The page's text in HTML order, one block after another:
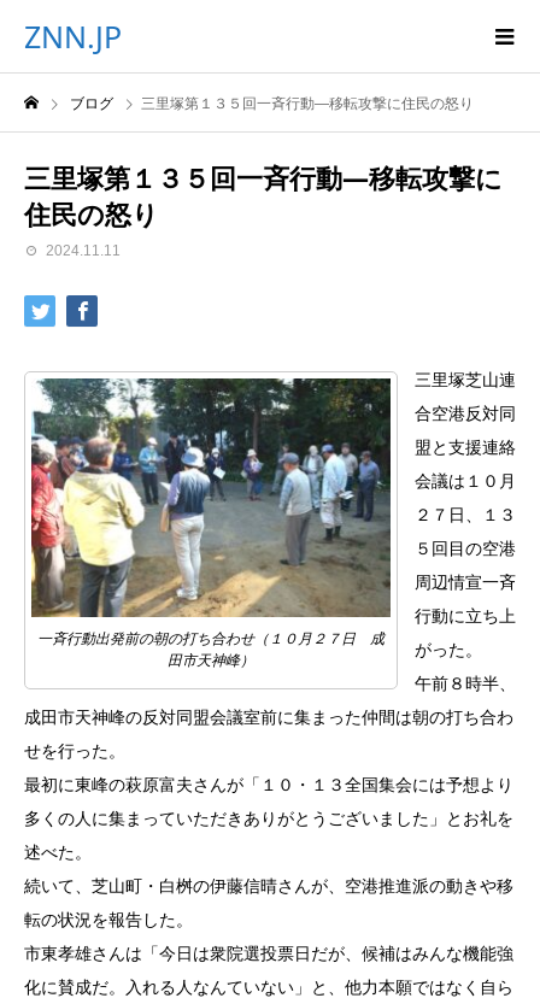
ZNN.JP
ブログ 三里塚第１３５回一斉行動―移転攻撃に住民の怒り
三里塚第１３５回一斉行動―移転攻撃に
住民の怒り
2024.11.11
一斉行動出発前の朝の打ち合わせ（１０月２７日 成
田市天神峰）
三里塚芝山連
合空港反対同
盟と支援連絡
会議は１０月
２７日、１３
５回目の空港
周辺情宣一斉
行動に立ち上
がった。
午前８時半、
成田市天神峰の反対同盟会議室前に集まった仲間は朝の打ち合わ
せを行った。
最初に東峰の萩原富夫さんが「１０・１３全国集会には予想より
多くの人に集まっていただきありがとうございました」とお礼を
述べた。
続いて、芝山町・白桝の伊藤信晴さんが、空港推進派の動きや移
転の状況を報告した。
市東孝雄さんは「今日は衆院選投票日だが、候補はみんな機能強
化に賛成だ。入れる人なんていない」と、他力本願ではなく自ら